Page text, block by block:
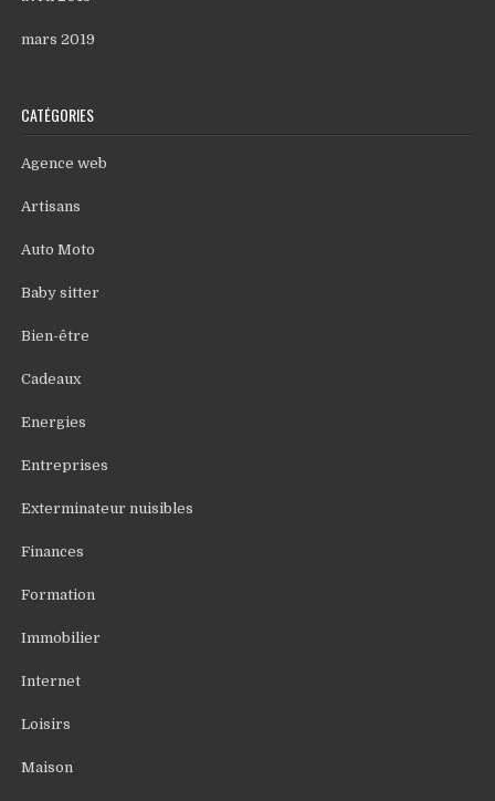
mars 2019
CATÉGORIES
Agence web
Artisans
Auto Moto
Baby sitter
Bien-être
Cadeaux
Energies
Entreprises
Exterminateur nuisibles
Finances
Formation
Immobilier
Internet
Loisirs
Maison